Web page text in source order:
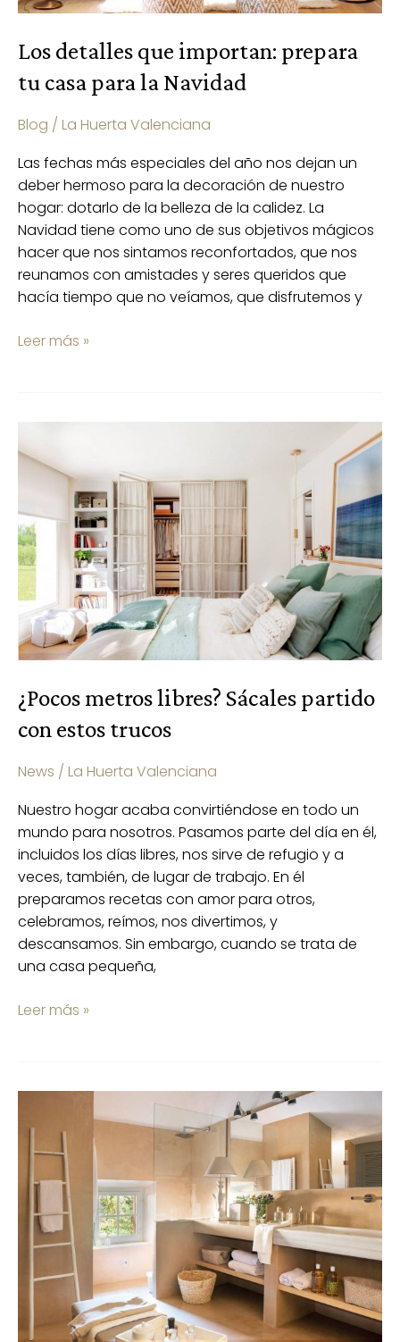
Los detalles que importan: prepara
tu casa para la Navidad
Blog / La Huerta Valenciana
Las fechas más especiales del año nos dejan un
deber hermoso para la decoración de nuestro
hogar: dotarlo de la belleza de la calidez. La
Navidad tiene como uno de sus objetivos mágicos
hacer que nos sintamos reconfortados, que nos
reunamos con amistades y seres queridos que
hacía tiempo que no veíamos, que disfrutemos y
Leer más »
¿Pocos metros libres? Sácales partido
con estos trucos
News / La Huerta Valenciana
Nuestro hogar acaba convirtiéndose en todo un
mundo para nosotros. Pasamos parte del día en él,
incluidos los días libres, nos sirve de refugio y a
veces, también, de lugar de trabajo. En él
preparamos recetas con amor para otros,
celebramos, reímos, nos divertimos, y
descansamos. Sin embargo, cuando se trata de
una casa pequeña,
metros
libres?
partido
con
estos
trucos
Leer más »
limpiar
desinfectar
baño